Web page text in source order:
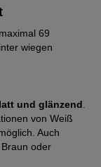
5
Pfoten)
von
5
ausgeprägt
(2
Pfoten)
Mittelmäßig
von
5
Pfoten)
(3
von
5
Stark
ausgeprägt
(4
Stark
69
wiegen
und glänzend
von Weiß
Auch
oder